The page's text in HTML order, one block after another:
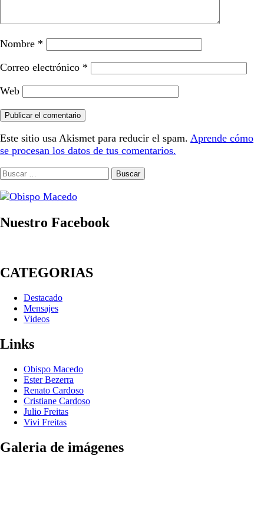
Nombre *
Correo electrónico *
Web
Este sitio usa Akismet para reducir el spam. Aprende cómo
se procesan los datos de tus comentarios.
Buscar:
Nuestro Facebook
CATEGORIAS
Destacado
Mensajes
Videos
Links
Obispo Macedo
Ester Bezerra
Renato Cardoso
Cristiane Cardoso
Julio Freitas
Vivi Freitas
Galeria de imágenes